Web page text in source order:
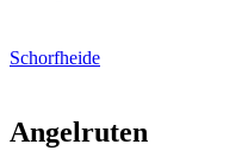
Schorfheide
Angelruten